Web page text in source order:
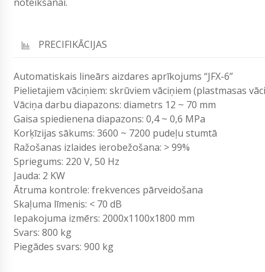
PRECIFIKĀCIJAS
Automatiskais lineārs aizdares aprīkojums “JFX-6”
Pielietajiem vāciņiem: skrūviem vāciņiem (plastmasas
Vāciņa darbu diapazons: diametrs 12 ~ 70 mm
Gaisa spiedienena diapazons: 0,4 ~ 0,6 MPa
Korķīzijas sākums: 3600 ~ 7200 pudeļu stumtā
Ražošanas izlaides ierobežošana: > 99%
Spriegums: 220 V, 50 Hz
Jauda: 2 KW
Ātruma kontrole: frekvences pārveidošana
Skaļuma līmenis: < 70 dB
Iepakojuma izmērs: 2000x1100x1800 mm
Svars: 800 kg
Piegādes svars: 900 kg